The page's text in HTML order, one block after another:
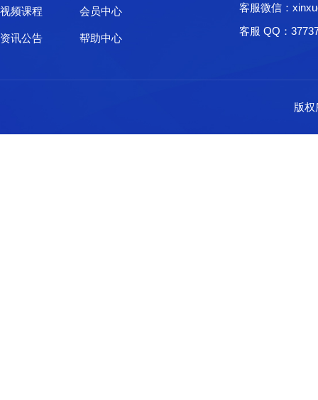
视频课程 会员中心
资讯公告 帮助中心
客服微信：
客服 QQ：
版权